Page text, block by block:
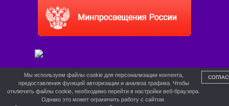
Мы используем файлы cookie для персонализации контента,
предоставления функций авторизации и анализа трафика. Чтобы
отключить файлы cookie, необходимо перейти в настройки веб-браузера.
Однако это может ограничить работу с сайтом.